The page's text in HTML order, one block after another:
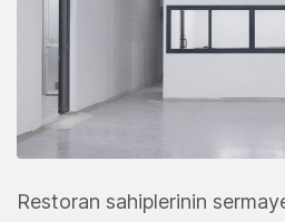
Restoran sahiplerinin